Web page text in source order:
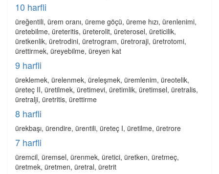
10 harfli
üreğentili, ürem oranı, üreme göçü, üreme hızı, ürenlenimi,
üretebilme, üreteritis, üreterolit, üreterosel, üreticilik,
üretkenlik, üretrodini, üretrogram, üretroraji, üretrotomi,
ürettirmek, üreyebilme, üreyen kat
9 harfli
üreklemek, ürelenmek, üreleşmek, üremlenim, üreotelik,
üreteç II, üretilmek, üretimevi, üretimlik, üretimsel, üretralis,
üretralji, üretritis, ürettirme
8 harfli
ürekbaşı, ürendire, ürentili, üreteç I, üretilme, üretrore
7 harfli
üremcil, üremsel, ürenmek, üretici, üretken, üretmeç,
üretmek, üretmen, üretral, üretrit